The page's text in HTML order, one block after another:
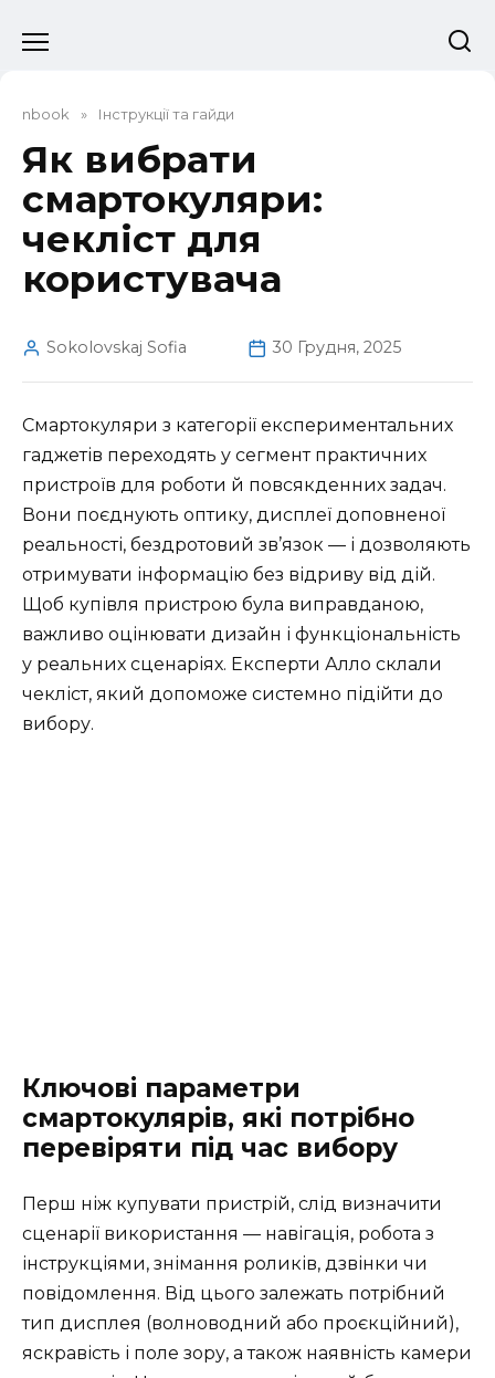
до
nbook » Інструкції та гайди
Як вибрати
смартокуляри:
чекліст для
користувача
Sokolovskaj Sofia 30 Грудня, 2025
Смартокуляри з категорії експериментальних
гаджетів переходять у сегмент практичних
пристроїв для роботи й повсякденних задач.
Вони поєднують оптику, дисплеї доповненої
реальності, бездротовий зв’язок — і дозволяють
отримувати інформацію без відриву від дій.
Щоб купівля пристрою була виправданою,
важливо оцінювати дизайн і функціональність
у реальних сценаріях. Експерти Алло склали
чекліст, який допоможе системно підійти до
вибору.
Ключові параметри
смартокулярів, які потрібно
перевіряти під час вибору
Перш ніж купувати пристрій, слід визначити
сценарії використання — навігація, робота з
інструкціями, знімання роликів, дзвінки чи
повідомлення. Від цього залежать потрібний
тип дисплея (волноводний або проєкційний),
яскравість і поле зору, а також наявність камери